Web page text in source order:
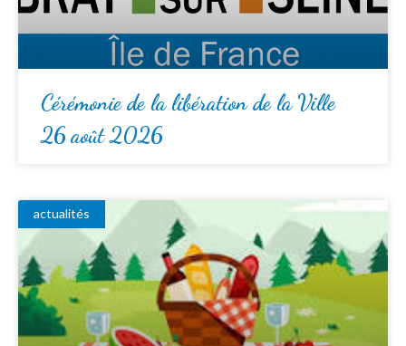
Cérémonie de la libération de la Ville
26 août 2026
actualités